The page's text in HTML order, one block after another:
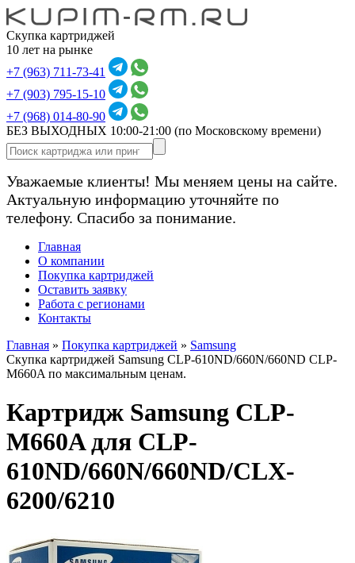
Скупка картриджей
10 лет на рынке
+7 (963) 711-73-41
+7 (903) 795-15-10
+7 (968) 014-80-90
БЕЗ ВЫХОДНЫХ 10:00-21:00 (по Московскому времени)
Уважаемые клиенты! Мы меняем цены на сайте.
Актуальную информацию уточняйте по
телефону. Спасибо за понимание.
Главная
О компании
Покупка картриджей
Оставить заявку
Работа с регионами
Контакты
Главная » Покупка картриджей » Samsung
Скупка картриджей Samsung CLP-610ND/660N/660ND CLP-
M660A по максимальным ценам.
Картридж Samsung CLP-
M660A для CLP-
610ND/660N/660ND/CLX-
6200/6210